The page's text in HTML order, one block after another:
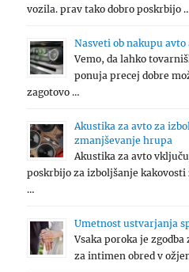
vozila. prav tako dobro poskrbijo
Nasveti ob nakupu avto
Vemo, da lahko
ponuja precej dobre
zagotovo …
Akustika za avto za
zmanjševanje hrupa
Akustika za avto
poskrbijo za izboljšanje
…
Umetnost ustvarjanja
Vsaka poroka je zgodba
za intimen obred v